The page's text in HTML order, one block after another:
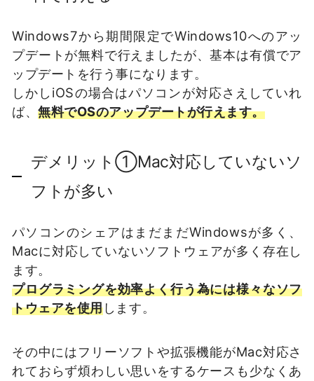
Windows7から期間限定でWindows10へのアッ
プデートが無料で行えましたが、基本は有償でア
ップデートを行う事になります。
しかしiOSの場合はパソコンが対応さえしていれ
ば、無料でOSのアップデートが行えます。
デメリット①Mac対応していないソ
フトが多い
パソコンのシェアはまだまだWindowsが多く、
Macに対応していないソフトウェアが多く存在し
ます。
プログラミングを効率よく行う為には様々なソフ
トウェアを使用します。
その中にはフリーソフトや拡張機能がMac対応さ
れておらず煩わしい思いをするケースも少なくあ